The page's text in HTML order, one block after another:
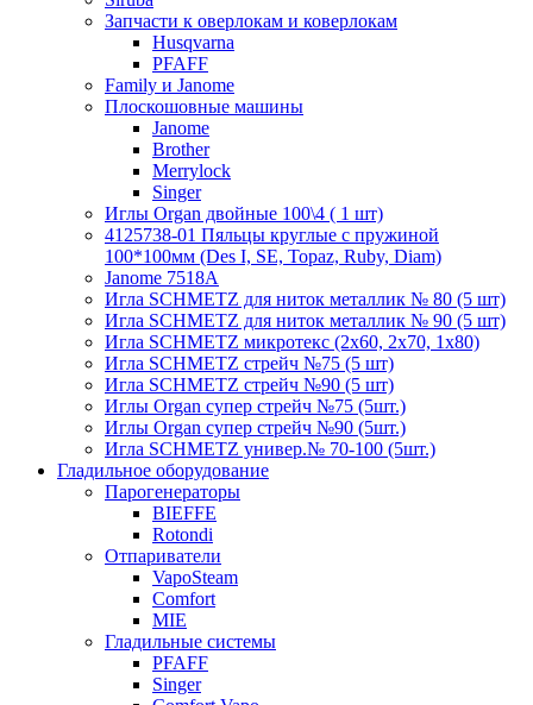
Запчасти к оверлокам и коверлокам
Husqvarna
PFAFF
Family и Janome
Плоскошовные машины
Janome
Brother
Merrylock
Singer
Иглы Organ двойные 100\4 ( 1 шт)
4125738-01 Пяльцы круглые с пружиной
100*100мм (Des I, SE, Topaz, Ruby, Diam)
Janome 7518A
Игла SCHMETZ для ниток металлик № 80 (5 шт)
Игла SCHMETZ для ниток металлик № 90 (5 шт)
Игла SCHMETZ микротекс (2х60, 2х70, 1х80)
Игла SCHMETZ стрейч №75 (5 шт)
Игла SCHMETZ стрейч №90 (5 шт)
Иглы Organ супер стрейч №75 (5шт.)
Иглы Organ супер стрейч №90 (5шт.)
Игла SCHMETZ универ.№ 70-100 (5шт.)
Гладильное оборудование
Парогенераторы
BIEFFE
Rotondi
Отпариватели
VapoSteam
Comfort
MIE
Гладильные системы
PFAFF
Singer